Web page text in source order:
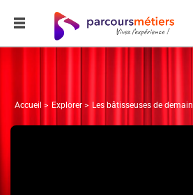
Accueil Explorer Les bâtisseuses de demain